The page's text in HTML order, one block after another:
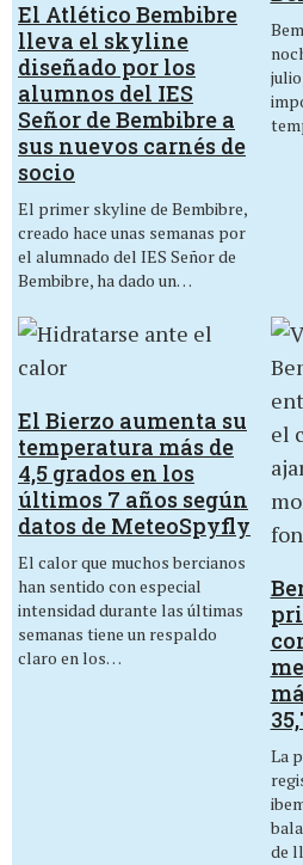
El Atlético Bembibre
lleva el skyline
diseñado por los
alumnos del IES
Señor de Bembibre a
sus nuevos carnés de
socio
El primer skyline de Bembibre,
creado hace unas semanas por
el alumnado del IES Señor de
Bembibre, ha dado un…
El Bierzo aumenta su
temperatura más de
4,5 grados en los
últimos 7 años según
datos de MeteoSpyfly
El calor que muchos bercianos
han sentido con especial
intensidad durante las últimas
semanas tiene un respaldo
claro en los…
La
de